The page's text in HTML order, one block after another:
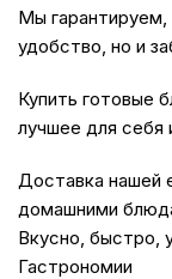
Мы гарантируем,
удобство, но и
Купить готовые
лучшее для себя
Доставка нашей
домашними
Вкусно, быстро,
Гастрономии